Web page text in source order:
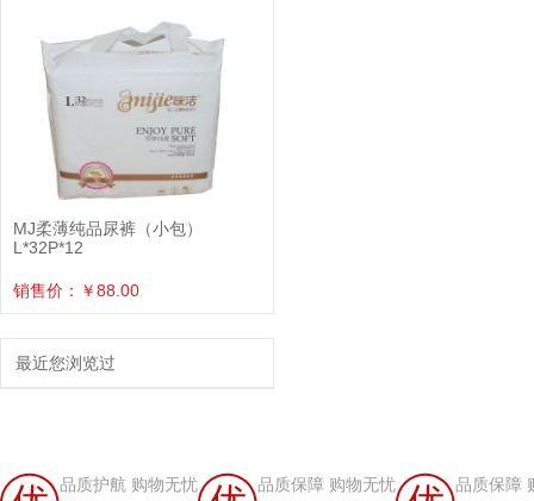
MJ柔薄纯品尿裤（小包）
L*32P*12
销售价：￥88.00
最近您浏览过
品质护航 购物无忧 品质保障 购物无忧 品质保障